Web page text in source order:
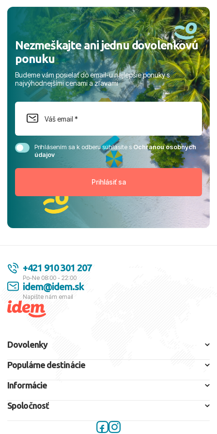
Nezmeškajte ani jednu dovolenkovú
ponuku
Budeme vám posielať do email-u najlepšie ponuky s
najvýhodnejšími cenami a zľavami
Prihlásením sa k odberu súhlasíte sOchranou osobných
údajov
+421 910 301 207
Po-Ne 08:00 - 22:00
idem@idem.sk
Napíšte nám email
Dovolenky
Populárne destinácie
Informácie
Spoločnosť